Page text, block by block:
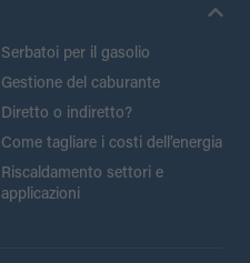
Serbatoi per il gasolio
Gestione del caburante
Diretto o indiretto?
Come tagliare i costi dell’energia
Riscaldamento settori e
applicazioni